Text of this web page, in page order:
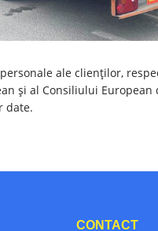
ale clienților,
și al Consiliului
date.
CONTACT